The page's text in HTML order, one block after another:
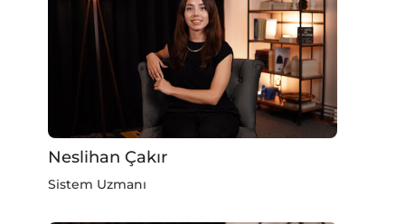
Neslihan Çakır
Sistem Uzmanı